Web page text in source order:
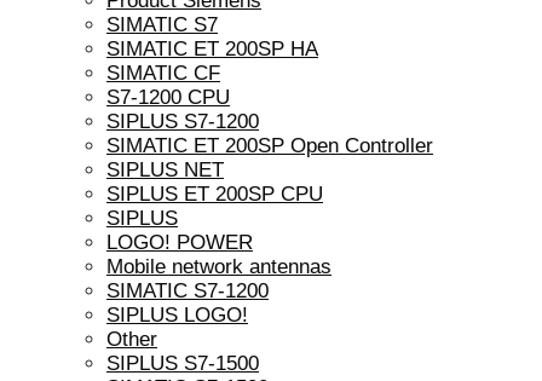
SIMATIC S7
SIMATIC ET 200SP HA
SIMATIC CF
S7-1200 CPU
SIPLUS S7-1200
SIMATIC ET 200SP Open Controller
SIPLUS NET
SIPLUS ET 200SP CPU
SIPLUS
LOGO! POWER
Mobile network antennas
SIMATIC S7-1200
SIPLUS LOGO!
Other
SIPLUS S7-1500